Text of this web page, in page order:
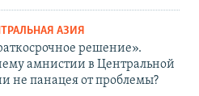
АЗИЯ
решение».
амнистии в Центральной
не панацея от проблемы?